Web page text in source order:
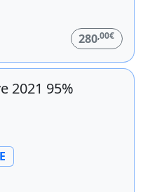
280,00€
2021 95%